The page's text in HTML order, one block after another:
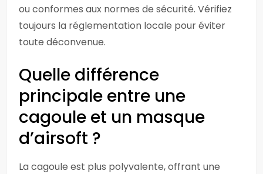
ou conformes aux normes de sécurité. Vérifiez
toujours la réglementation locale pour éviter
toute déconvenue.
Quelle différence
principale entre une
cagoule et un masque
d’airsoft ?
La cagoule est plus polyvalente, offrant une